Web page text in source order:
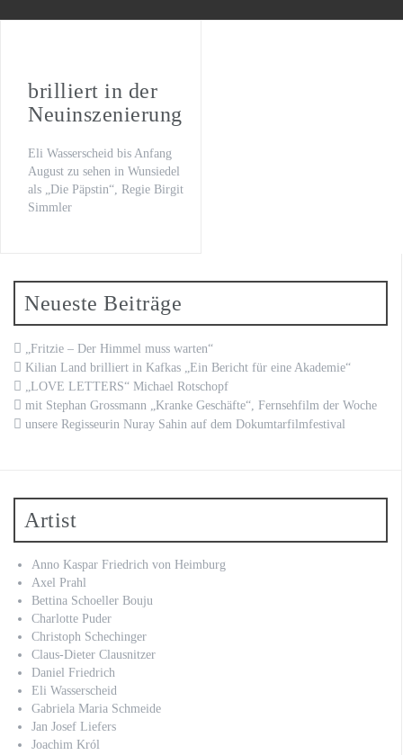
WILSBERG – VATERFREUDEN
Oona von Maydell
Michael Rotschopf und Charlotte Puder
TV-Premiere
„Fritzie – Der Himmel muss warten“
brilliert in der
Neuinszenierung
Eli Wasserscheid bis Anfang
August zu sehen in Wunsiedel
als „Die Päpstin“, Regie Birgit
Simmler
Neueste Beiträge
„Fritzie – Der Himmel muss warten“
Kilian Land brilliert in Kafkas „Ein Bericht für eine Akademie“
„LOVE LETTERS“ Michael Rotschopf
mit Stephan Grossmann „Kranke Geschäfte“, Fernsehfilm der Woche
unsere Regisseurin Nuray Sahin auf dem Dokumtarfilmfestival
Artist
Anno Kaspar Friedrich von Heimburg
Axel Prahl
Bettina Schoeller Bouju
Charlotte Puder
Christoph Schechinger
Claus-Dieter Clausnitzer
Daniel Friedrich
Eli Wasserscheid
Gabriela Maria Schmeide
Jan Josef Liefers
Joachim Król